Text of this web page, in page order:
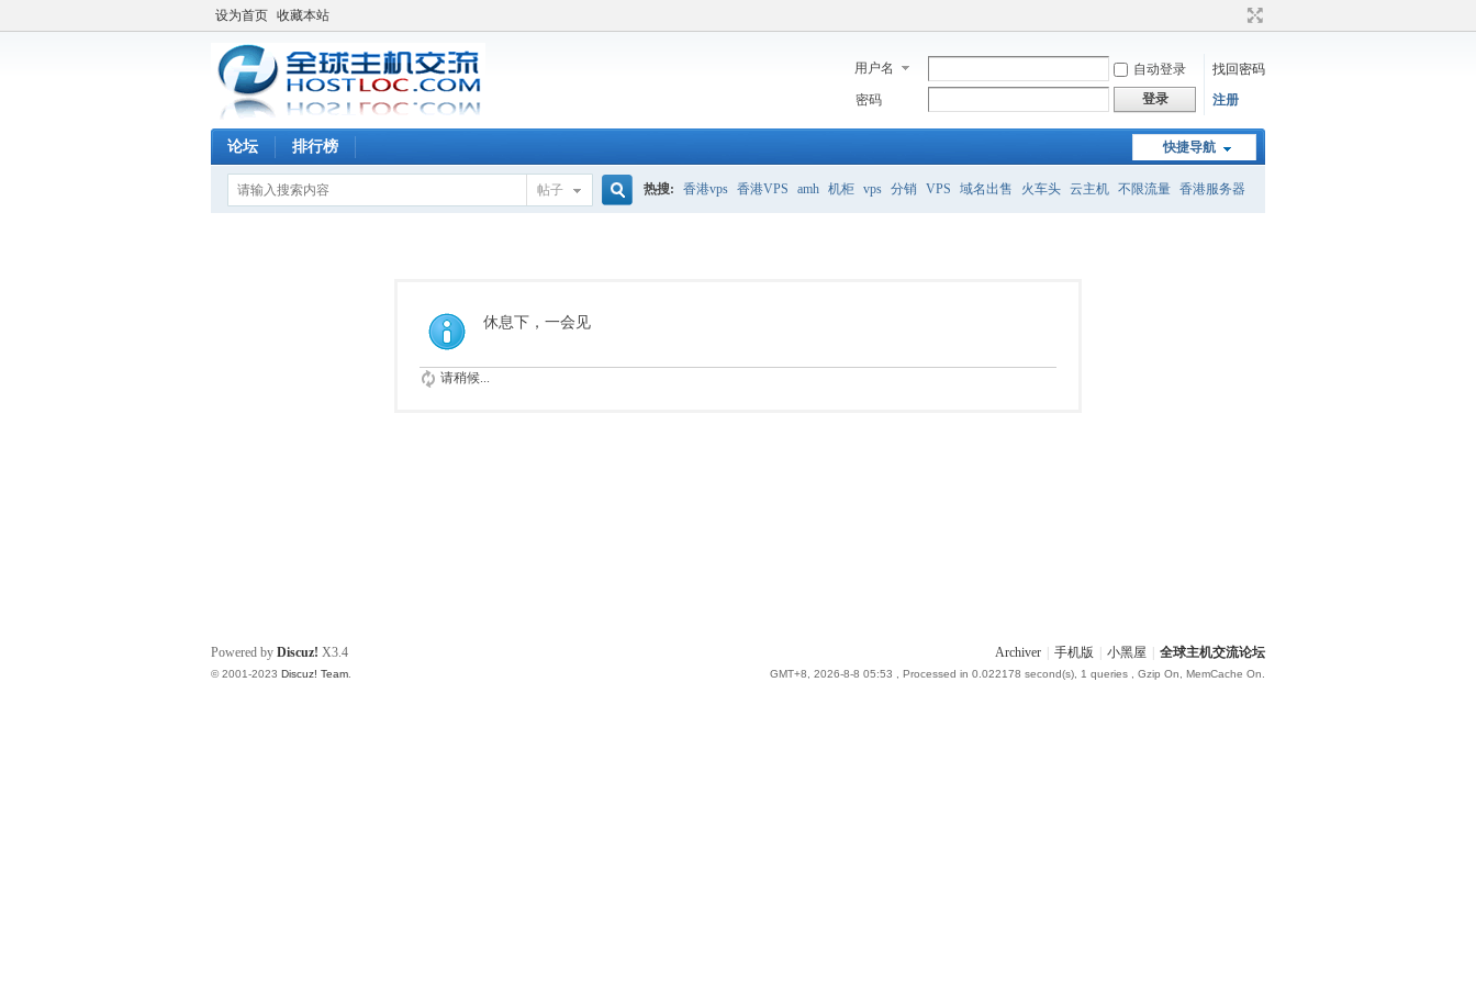
设为首页 收藏本站
用户名 自动登录
找回密码
密码
登录 注册
快捷导航
论坛 排行榜
帖子 热搜: 香港vps 香港VPS amh 机柜 vps 分销 VPS 域名出售 火车头 云主机 不限流量 香港服务器
休息下，一会见
请稍候...
Archiver 手机版 小黑屋 全球主机交流论坛
GMT+8, 2026-8-8 05:53 , Processed in 0.022178 second(s), 1 queries , Gzip On, MemCache On.
Powered by Discuz! X3.4
© 2001-2023 Discuz! Team